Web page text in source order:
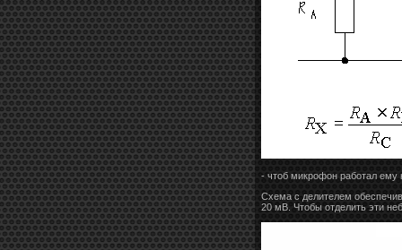
- чтоб микрофон работал
Схема с делителем
20 мВ. Чтобы отделить эти